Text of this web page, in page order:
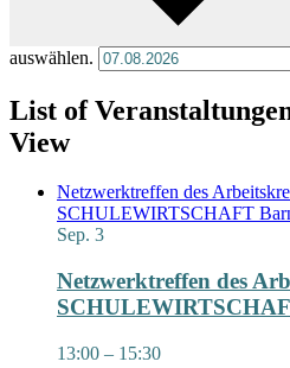
auswählen.
List of
View
Netzwerktreffen des
SCHULEWIRTSCHAFT
Sep. 3
Netzwerktreffen des
13:00 – 15:30